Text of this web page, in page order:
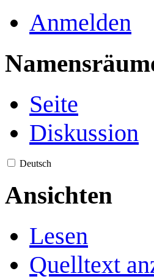
Anmelden
Seite
Diskussion
Deutsch
Ansichten
Lesen
Quelltext